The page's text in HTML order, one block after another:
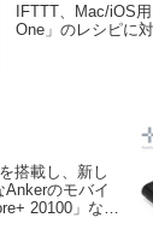
IFTTT、Mac/iOS
One」のレシピに対
搭載し、新し
のモバイ
20100」など